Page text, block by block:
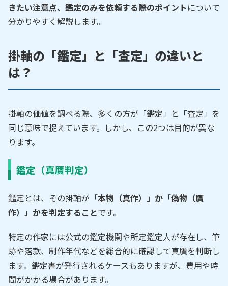
きたい注意点、鑑定のみを依頼する際のポイントについて
分かりやすく解説します。
掛軸の「鑑定」と「査定」の違いと
は？
掛軸の価値を調べる際、多くの方が「鑑定」と「査定」を
同じ意味で捉えています。しかし、この2つは目的が異な
ります。
鑑定（真贋判定）
鑑定とは、その掛軸が 「本物（真作）」か「偽物（贋
作）」かを判定することです。
特定の作家には公式の鑑定機関や所定鑑定人が存在し、筆
跡や落款、制作年代などを総合的に確認して真贋を判断し
ます。鑑定書が発行されるケースもありますが、費用や時
間がかかる場合があります。